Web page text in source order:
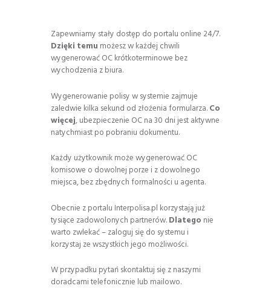
Zapewniamy stały dostęp do portalu online 24/7.
Dzięki temu możesz w każdej chwili
wygenerować OC krótkoterminowe bez
wychodzenia z biura.
Wygenerowanie polisy w systemie zajmuje
zaledwie kilka sekund od złożenia formularza.Co
więcej, ubezpieczenie OC na 30 dni jest aktywne
natychmiast po pobraniu dokumentu.
Każdy użytkownik może wygenerować OC
komisowe o dowolnej porze i z dowolnego
miejsca, bez zbędnych formalności u agenta.
Obecnie z portalu Interpolisa.pl korzystają już
tysiące zadowolonych partnerów.Dlatego nie
warto zwlekać – zaloguj się do systemu i
korzystaj ze wszystkich jego możliwości.
W przypadku pytań skontaktuj się z naszymi
doradcami telefonicznie lub mailowo.